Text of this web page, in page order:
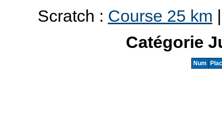
Scratch : Course 25 km
Catégorie
Num